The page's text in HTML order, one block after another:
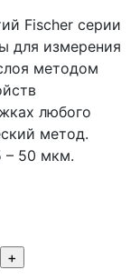
Fischer серии
для измерения
методом
любого
метод.
– 50 мкм.